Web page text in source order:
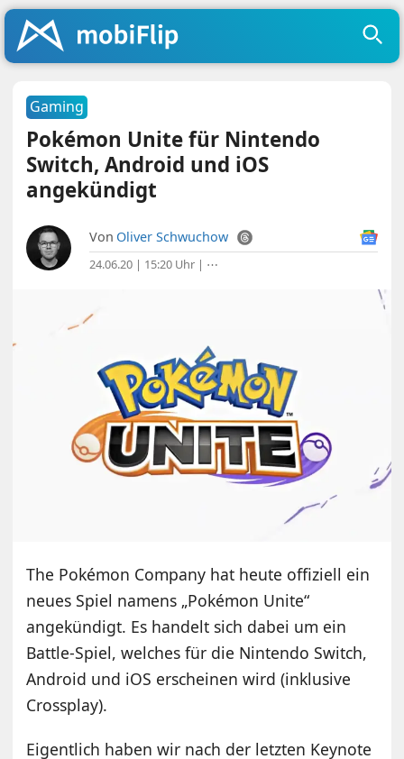
Gaming
Pokémon Unite für Nintendo
Switch, Android und iOS
angekündigt
Von Oliver Schwuchow
24.06.20 | 15:20 Uhr | ⋯
The Pokémon Company hat heute offiziell ein
neues Spiel namens „Pokémon Unite“
angekündigt. Es handelt sich dabei um ein
Battle-Spiel, welches für die Nintendo Switch,
Android und iOS erscheinen wird (inklusive
Crossplay).
Eigentlich haben wir nach der letzten Keynote